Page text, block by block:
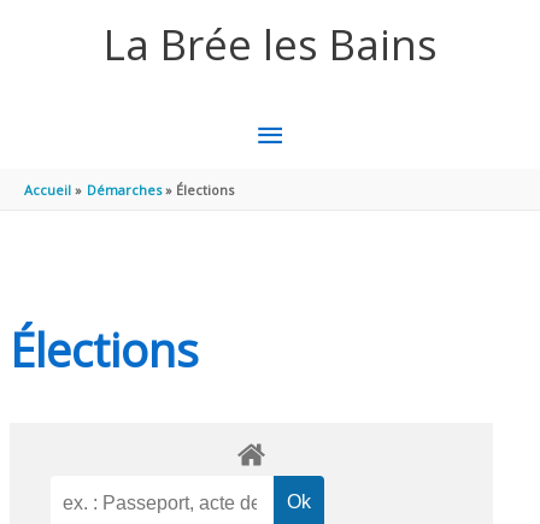
La Brée les Bains
MENU
Accueil Démarches Élections
Élections